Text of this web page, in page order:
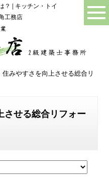
？ | キッチン・トイ
工務店
住みやすさを向上させる総合リ
させる総合リフォー